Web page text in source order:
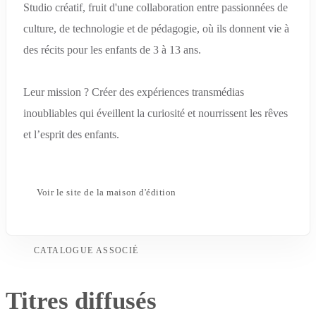
Studio créatif, fruit d'une collaboration entre passionnées de
culture, de technologie et de pédagogie, où ils donnent vie à
des récits pour les enfants de 3 à 13 ans.
Leur mission ? Créer des expériences transmédias
inoubliables qui éveillent la curiosité et nourrissent les rêves
et l’esprit des enfants.
Voir le site de la maison d'édition
CATALOGUE ASSOCIÉ
Titres diffusés